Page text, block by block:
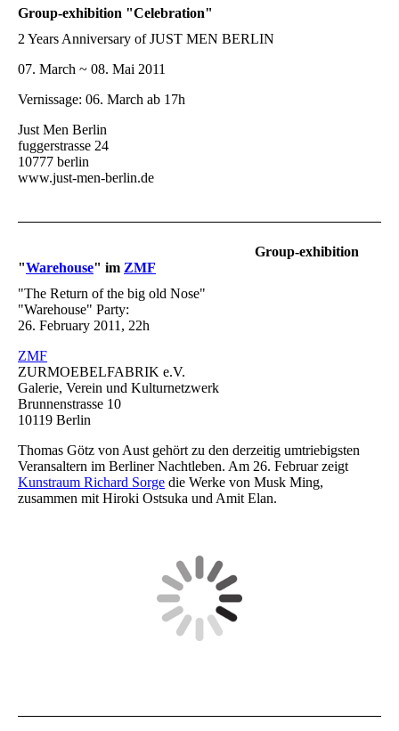
Group-exhibition "Celebration"
2 Years Anniversary of JUST MEN BERLIN
07. March ~ 08. Mai 2011
Vernissage: 06. March ab 17h
Just Men Berlin
fuggerstrasse 24
10777 berlin
www.just-men-berlin.de
Group-exhibition
"Warehouse" im ZMF
"The Return of the big old Nose"
"Warehouse" Party:
26. February 2011, 22h
ZMF
ZURMOEBELFABRIK e.V.
Galerie, Verein und Kulturnetzwerk
Brunnenstrasse 10
10119 Berlin
Thomas Götz von Aust gehört zu den derzeitig umtriebigsten
Veransaltern im Berliner Nachtleben. Am 26. Februar zeigt
Kunstraum Richard Sorge die Werke von Musk Ming,
zusammen mit Hiroki Ostsuka und Amit Elan.